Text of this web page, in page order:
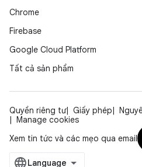
Chrome
Firebase
Google Cloud Platform
Tất cả sản phẩm
Quyền riêng tư Giấy phép
Manage cookies
Xem tin tức và các mẹo qua email